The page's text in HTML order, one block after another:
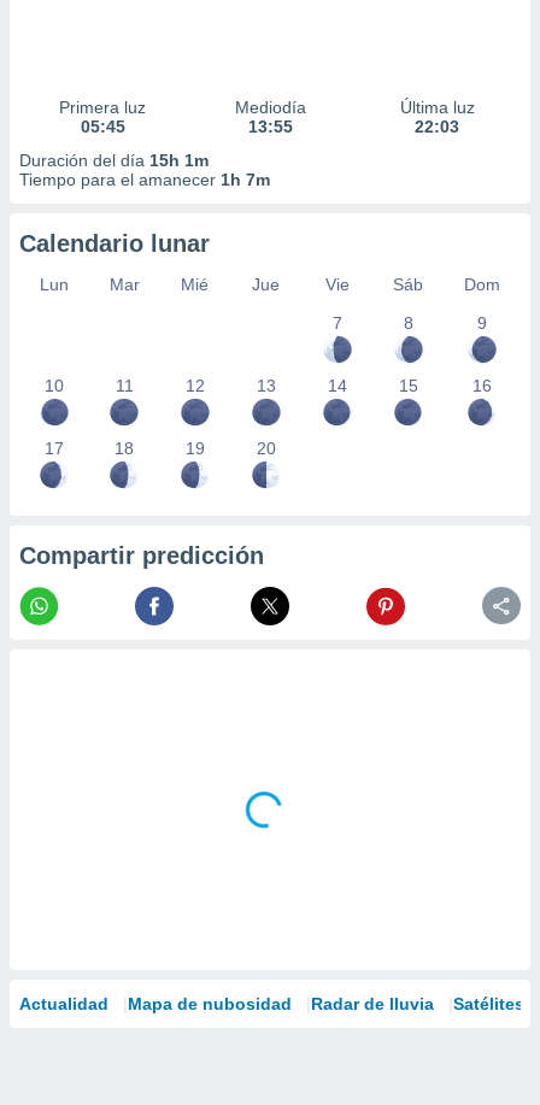
Primera luz
05:45
Mediodía
13:55
Última luz
22:03
Duración del día 15h 1m
Tiempo para el amanecer 1h 7m
Calendario lunar
Lun Mar Mié Jue Vie Sáb
Dom
7
8 9
10 11 12 13 14 15 16
17 18 19 20
Compartir predicción
Actualidad Mapa de nubosidad Radar de lluvia Satélites